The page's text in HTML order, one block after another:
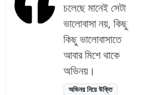
চলেছে মানেই সেটা
ভালোবাসা নয়, কিছু
কিছু ভালোবাসাতে
আবার মিশে থাকে
অভিনয়।
অভিনয় নিয়ে উক্তি